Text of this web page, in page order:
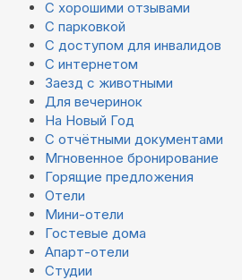
С хорошими отзывами
С парковкой
С доступом для инвалидов
С интернетом
Заезд с животными
Для вечеринок
На Новый Год
С отчётными документами
Мгновенное бронирование
Горящие предложения
Отели
Мини-отели
Гостевые дома
Апарт-отели
Студии